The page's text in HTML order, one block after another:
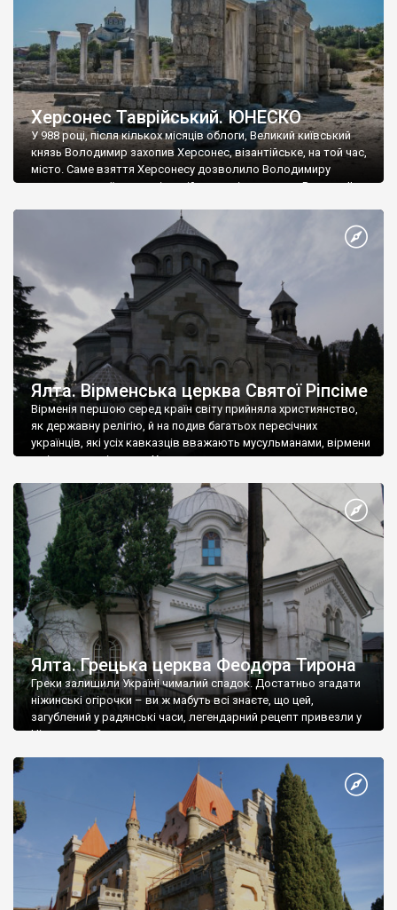
Херсонес Таврійський. ЮНЕСКО
У 988 році, після кількох місяців облоги, Великий київський
князь Володимир захопив Херсонес, візантійське, на той час,
місто. Саме взяття Херсонесу дозволило Володимиру
диктувати свої умови візантійському імператору Василю ІІ, та
Херсонесі Володимир-язичник, став Василем-християнином.
А потім було Хрещення Русі. На честь Херсонесу Таврійського
Ялта. Вірменська церква Святої Ріпсіме
Вірменія першою серед країн світу прийняла християнство,
як державну релігію, й на подив багатьох пересічних
українців, які усіх кавказців вважають мусульманами, вірмени
є відданими вірянами Христа
Ялта. Грецька церква Феодора Тирона
Греки залишили Україні чималий спадок. Достатньо згадати
ніжинські огірочки – ви ж мабуть всі знаєте, що цей,
загублений у радянські часи, легендарний рецепт привезли у
Ніжин греки?